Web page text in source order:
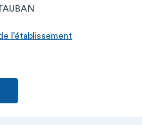
l’établissement